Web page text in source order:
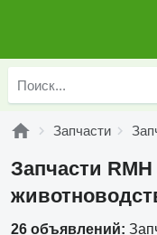
Запчасти
Запчасти
26 объявлений: